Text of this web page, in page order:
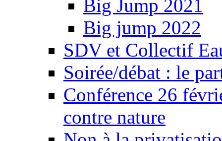
Big Jump 2021
Big jump 2022
SDV et Collectif
Soirée/débat : le
Conférence 26
contre nature